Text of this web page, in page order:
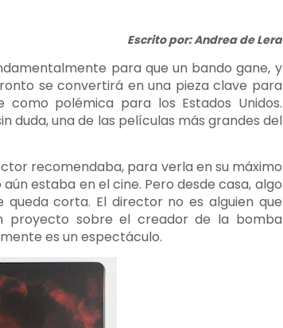
Escrito por: Andrea de Lera
para que un bando gane, y
se convertirá en una pieza clave para
polémica para los Estados Unidos.
duda, una de las películas más grandes del
recomendaba, para verla en su máximo
estaba en el cine. Pero desde casa, algo
corta. El director no es alguien que
proyecto sobre el creador de la bomba
es un espectáculo.